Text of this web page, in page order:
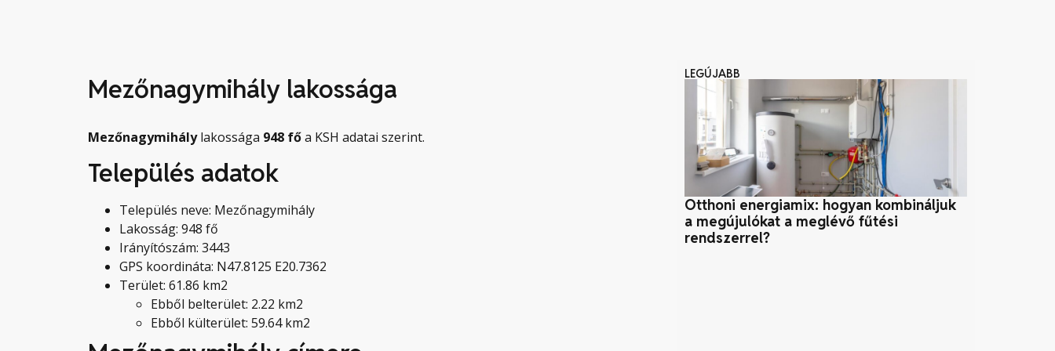
Mezőnagymihály lakossága
Mezőnagymihálylakossága 948 főa KSH adatai szerint.
Település adatok
Település neve: Mezőnagymihály
Lakosság: 948 fő
Irányítószám: 3443
GPS koordináta: N47.8125 E20.7362
Terület: 61.86 km2
Ebből belterület: 2.22 km2
Ebből külterület: 59.64 km2
LEGÚJABB
Otthoni energiamix: hogyan kombináljuk
a megújulókat a meglévő fűtési
rendszerrel?